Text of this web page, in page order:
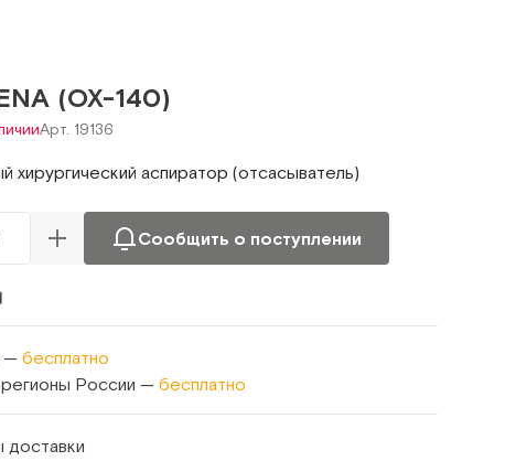
(ОХ-140)
Арт. 19136
хирургический аспиратор (отсасыватель)
Сообщить о поступлении
— бесплатно
России — бесплатно